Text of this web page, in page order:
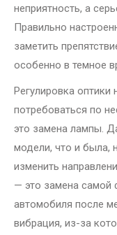
неприятность, а
Правильно
заметить
особенно в темное
Регулировка
потребоваться по
это замена лампы.
модели, что и была,
изменить
— это замена самой
автомобиля после
вибрация, из-за